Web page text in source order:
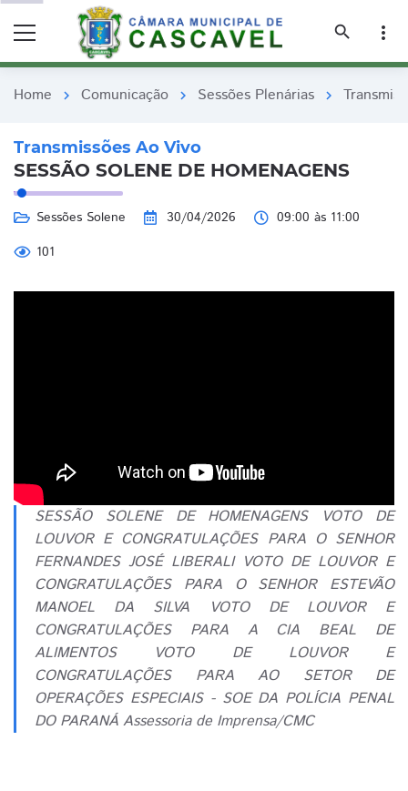
search
more_vert
Home chevron_right Comunicação chevron_right Sessões Plenárias chevron_right
Transmissões Ao Vivo
SESSÃO SOLENE DE HOMENAGENS
Sessões Solene 30/04/2026
09:00 às 11:00
101
SESSÃO SOLENE DE HOMENAGENS VOTO DE
LOUVOR E CONGRATULAÇÕES PARA O SENHOR
FERNANDES JOSÉ LIBERALI VOTO DE LOUVOR E
CONGRATULAÇÕES PARA O SENHOR ESTEVÃO
MANOEL DA SILVA VOTO DE LOUVOR E
CONGRATULAÇÕES PARA A CIA BEAL DE
ALIMENTOS VOTO DE LOUVOR E
CONGRATULAÇÕES PARA AO SETOR DE
OPERAÇÕES ESPECIAIS - SOE DA POLÍCIA PENAL
DO PARANÁ Assessoria de Imprensa/CMC